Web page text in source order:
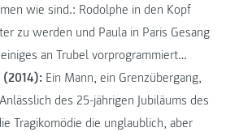
wie sind.: Rodolphe in den Kopf
zu werden und Paula in Paris Gesang
an Trubel vorprogrammiert…
(2014): Ein Mann, ein Grenzübergang,
des 25-jährigen Jubiläums des
Tragikomödie die unglaublich, aber